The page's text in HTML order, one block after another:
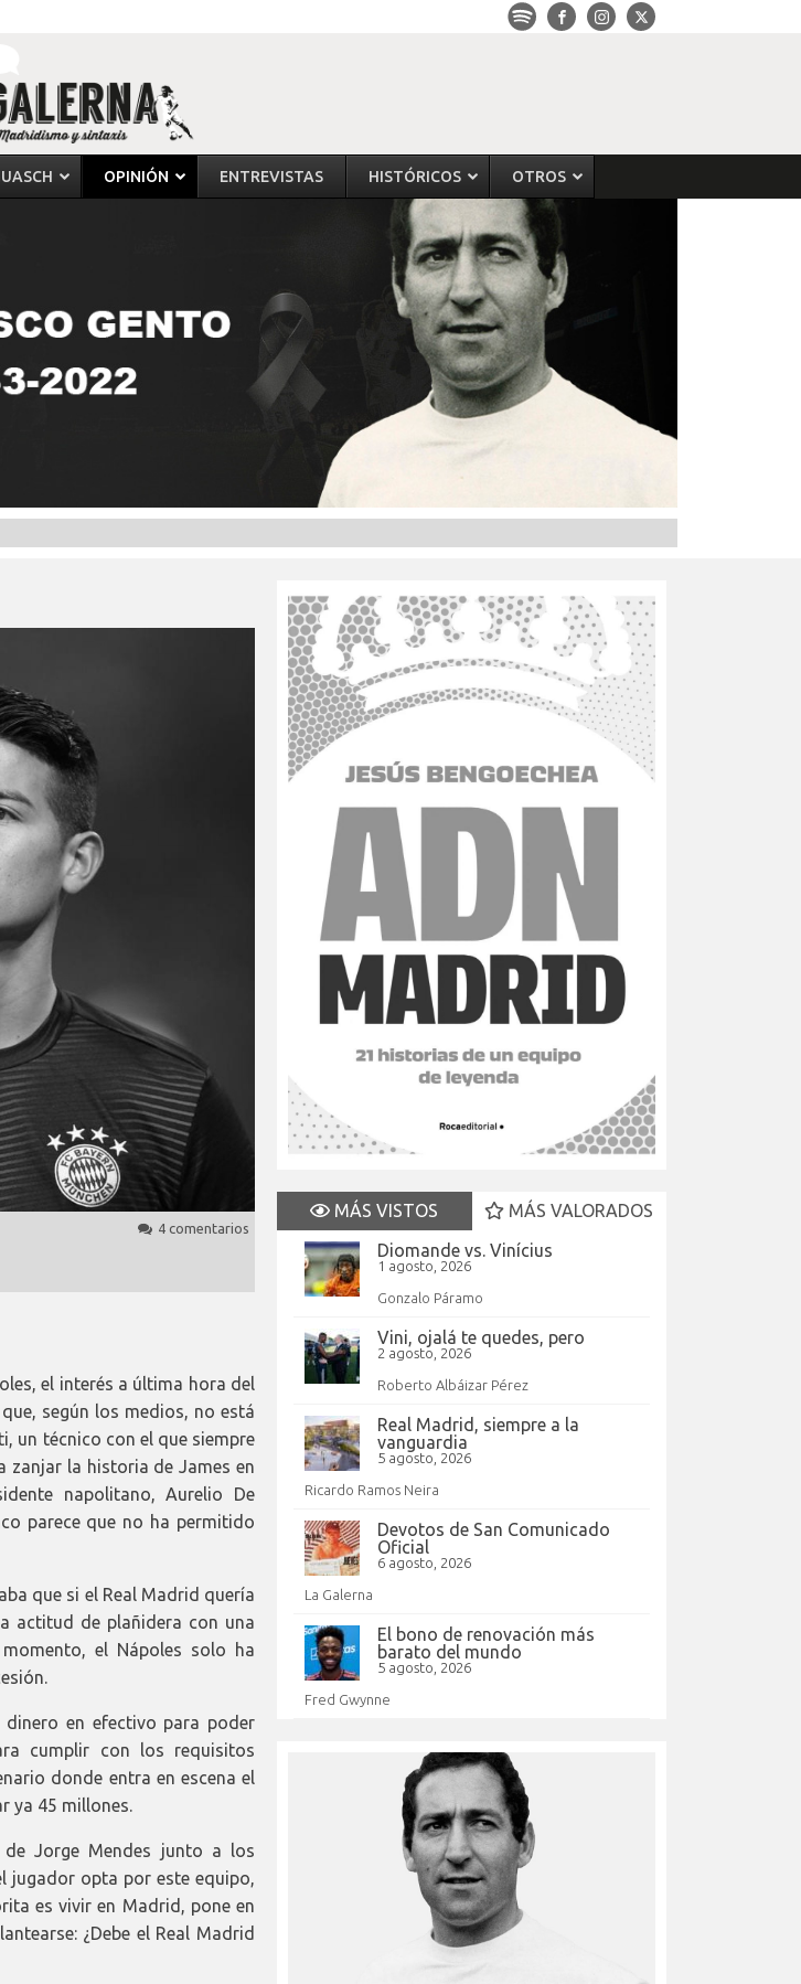
OPINIÓN ENTREVISTAS HISTÓRICOS OTROS
4 comentarios
el interés a última hora del
según los medios, no está
un técnico con el que siempre
zanjar la historia de James en
napolitano, Aurelio De
parece que no ha permitido
que si el Real Madrid quería
actitud de plañidera con una
el Nápoles solo ha
dinero en efectivo para poder
cumplir con los requisitos
donde entra en escena el
ya 45 millones.
Jorge Mendes junto a los
jugador opta por este equipo,
es vivir en Madrid, pone en
¿Debe el Real Madrid
MÁS VISTOS
MÁS VALORADOS
Diomande vs. Vinícius
1 agosto, 2026
Gonzalo Páramo
Vini, ojalá te quedes, pero
2 agosto, 2026
Roberto Albáizar Pérez
Real Madrid, siempre a la
vanguardia
5 agosto, 2026
Ricardo Ramos Neira
Devotos de San Comunicado
Oficial
6 agosto, 2026
La Galerna
El bono de renovación más
barato del mundo
5 agosto, 2026
Fred Gwynne